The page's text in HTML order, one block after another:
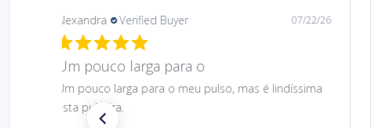
Daniela Verified Buyer 08/06/26
Gostei muito bem linda 😊
Gostei muito bem linda 😊